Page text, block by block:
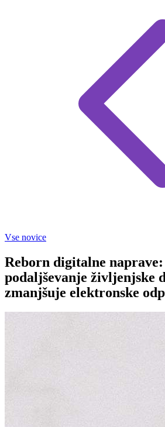
Vse novice
Reborn digitalne
podaljševanje življenjske
zmanjšuje elektronske